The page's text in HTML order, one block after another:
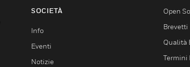
SOCIETÀ
Info
Eventi
Notizie
Open
Brevetti
Qualità
Termini